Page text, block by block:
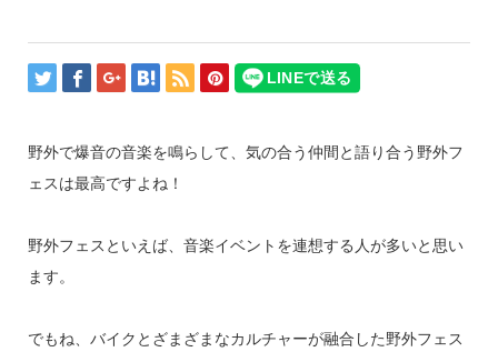
野外で爆音の音楽を鳴らして、気の合う仲間と語り合う野外フ
ェスは最高ですよね！
野外フェスといえば、音楽イベントを連想する人が多いと思い
ます。
でもね、バイクとざまざまなカルチャーが融合した野外フェス